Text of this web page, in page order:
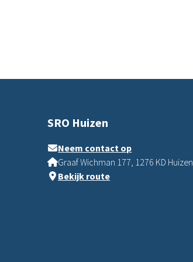
SRO Huizen
Neem contact op
Graaf Wichman 177, 1276 KD Huizen
Bekijk route